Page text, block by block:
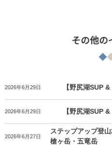
その他の
2026年6月29日 【野尻湖SUP
2026年6月29日 【野尻湖SUP
2026年6月27日
ステップアップ登
槍ヶ岳・五竜岳